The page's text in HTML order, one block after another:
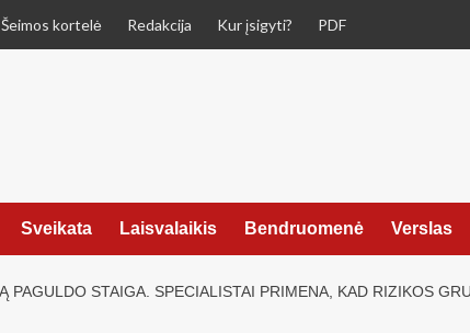
Šeimos kortelė Redakcija Kur įsigyti? PDF
Sveikata Laisvalaikis Bendruomenė Verslas
PAGULDO STAIGA. SPECIALISTAI PRIMENA, KAD RIZIKOS